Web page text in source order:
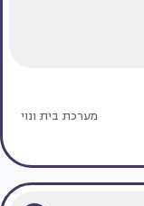
מערכת בית ונוי